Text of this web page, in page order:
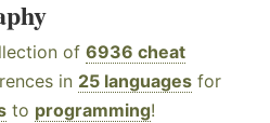
of 6936 cheat
in 25 languages for
to programming!